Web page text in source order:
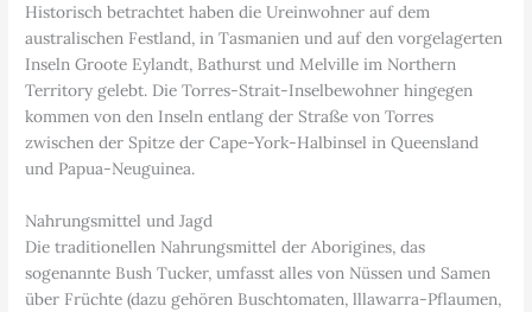
Historisch betrachtet haben die Ureinwohner auf dem
australischen Festland, in Tasmanien und auf den vorgelagerten
Inseln Groote Eylandt, Bathurst und Melville im Northern
Territory gelebt. Die Torres-Strait-Inselbewohner hingegen
kommen von den Inseln entlang der Straße von Torres
zwischen der Spitze der Cape-York-Halbinsel in Queensland
und Papua-Neuguinea.
Nahrungsmittel und Jagd
Die traditionellen Nahrungsmittel der Aborigines, das
sogenannte Bush Tucker, umfasst alles von Nüssen und Samen
über Früchte (dazu gehören Buschtomaten, lllawarra-Pflaumen,